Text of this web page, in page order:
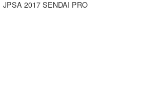
JPSA 2017 SENDAI PRO